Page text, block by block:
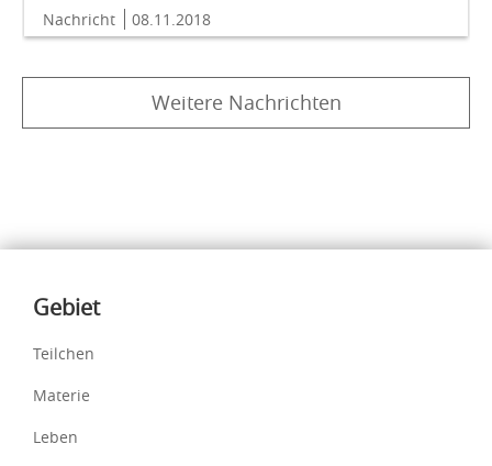
Nachricht 08.11.2018
Weitere Nachrichten
Inhalte
Gebiet
Teilchen
Materie
Leben